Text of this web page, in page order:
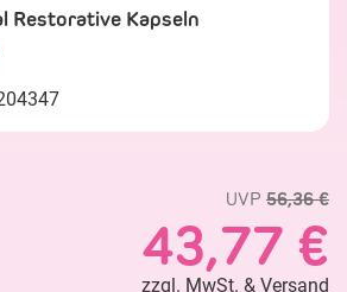
Restorative Kapseln
UVP 56,36 €
43,77 €
zzgl. MwSt. & Versand